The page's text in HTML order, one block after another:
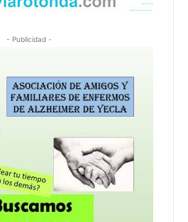
- Publicidad -